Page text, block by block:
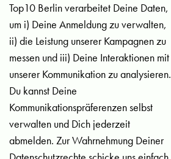
Top10 Berlin verarbeitet Deine Daten,
um i) Deine Anmeldung zu verwalten,
ii) die Leistung unserer Kampagnen zu
messen und iii) Deine Interaktionen mit
unserer Kommunikation zu analysieren.
Du kannst Deine
Kommunikationspräferenzen selbst
verwalten und Dich jederzeit
abmelden. Zur Wahrnehmung Deiner